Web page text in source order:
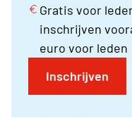
Gratis voor
inschrijven
euro voor leden
Inschrijven